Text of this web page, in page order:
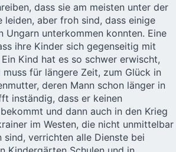
dass sie am meisten unter der
leiden, aber froh sind, dass einige
Ungarn unterkommen konnten. Eine
ihre Kinder sich gegenseitig mit
Kind hat es so schwer erwischt,
für längere Zeit, zum Glück in
deren Mann schon länger in
inständig, dass er keinen
und dann auch in den Krieg
im Westen, die nicht unmittelbar
verrichten alle Dienste bei